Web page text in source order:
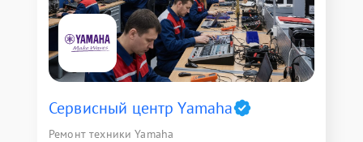
Сервисный центр Yamaha
Ремонт техники Yamaha